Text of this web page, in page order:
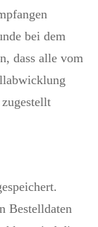
bei dem
dass alle vom
Bestelldaten